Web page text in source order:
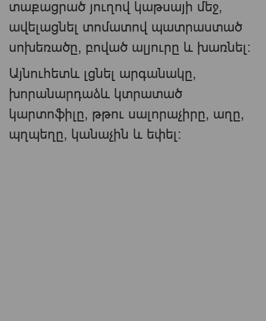
տաքացրած յուղով կաթսայի մեջ,
ավելացնել տոմատով պատրաստած
սոխեռածը, բոված ալյուրը և խառնել:
Այնուհետև լցնել արգանակը,
խորանարդաձև կտրատած
կարտոֆիլը, թթու սալորաչիրը, աղը,
պղպեղը, կանաչին և եփել: